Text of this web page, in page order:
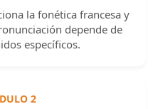
la fonética francesa y
depende de
específicos.
2